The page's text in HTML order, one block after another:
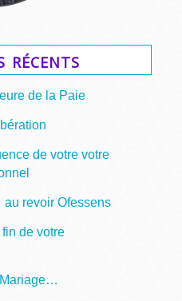
récents
de la Paie
de votre votre
revoir Ofessens
de votre